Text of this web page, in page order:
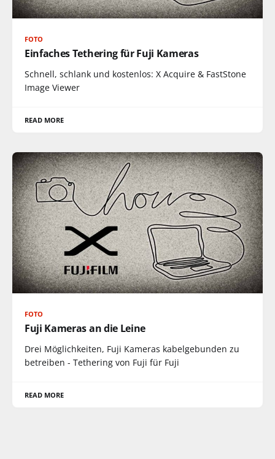
FOTO
Einfaches Tethering für Fuji Kameras
Schnell, schlank und kostenlos: X Acquire & FastStone
Image Viewer
READ MORE
FOTO
Fuji Kameras an die Leine
Drei Möglichkeiten, Fuji Kameras kabelgebunden zu
betreiben - Tethering von Fuji für Fuji
READ MORE